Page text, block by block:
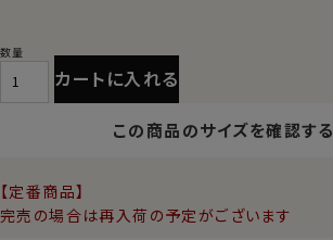
カートに入れる
この商品のサイズを確認する
【定番商品】
完売の場合は再入荷の予定がございます